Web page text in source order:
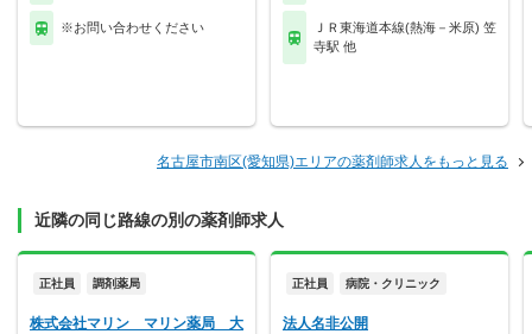
※お問い合わせください
ＪＲ東海道本線(熱海－米原) 笠
寺駅 他
名古屋市南区(愛知県)エリアの薬剤師求人をもっと見る
近隣の同じ路線の別の薬剤師求人
正社員 調剤薬局
株式会社マリン マリン薬局 大
正社員 病院・クリニック
法人名非公開